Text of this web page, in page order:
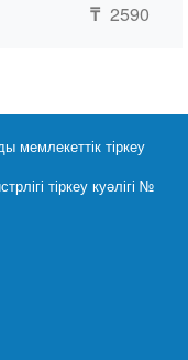
₸ 2590
мемлекеттік тіркеу
тіркеу куәлігі №